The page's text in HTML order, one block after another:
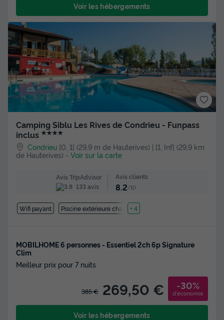
Voir les hébergements
Camping Siblu Les Rives de Condrieu - Funpass
inclus ★★★★
Condrieu ]0, 1[ (29,9 m de Hauterives) | [1, Inf[ (29,9 km
de Hauterives) - Voir sur la carte
Avis TripAdvisor
133 avis
Avis clients
8.2/10
Wifi payant Piscine extérieure chauffée
+ 4
MOBILHOME 6 personnes - Essentiel 2ch 6p Signature
Clim
Meilleur prix pour 7 nuits
385 € 269,50 € -30%
d'économie
Voir les hébergements